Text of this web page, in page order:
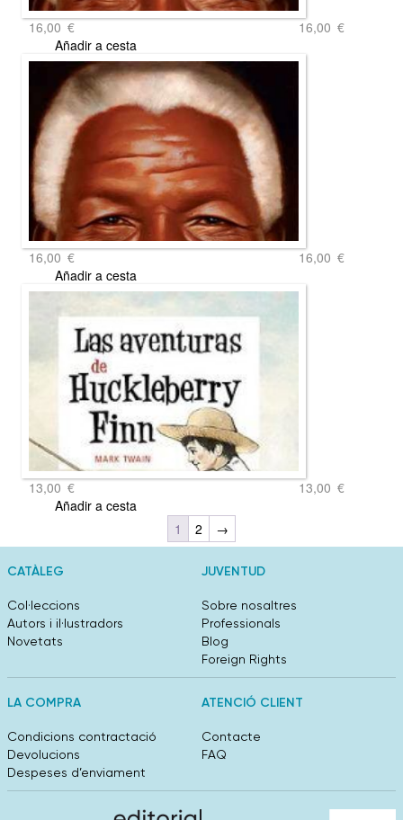
16,00 € 16,00 €
Añadir a cesta
16,00 € 16,00 €
Añadir a cesta
13,00 € 13,00 €
Añadir a cesta
1
2 →
CATÀLEG
Col·leccions
Autors i il·lustradors
Novetats
JUVENTUD
Sobre nosaltres
Professionals
Blog
Foreign Rights
LA COMPRA
Condicions contractació
Devolucions
Despeses d’enviament
ATENCIÓ CLIENT
Contacte
FAQ